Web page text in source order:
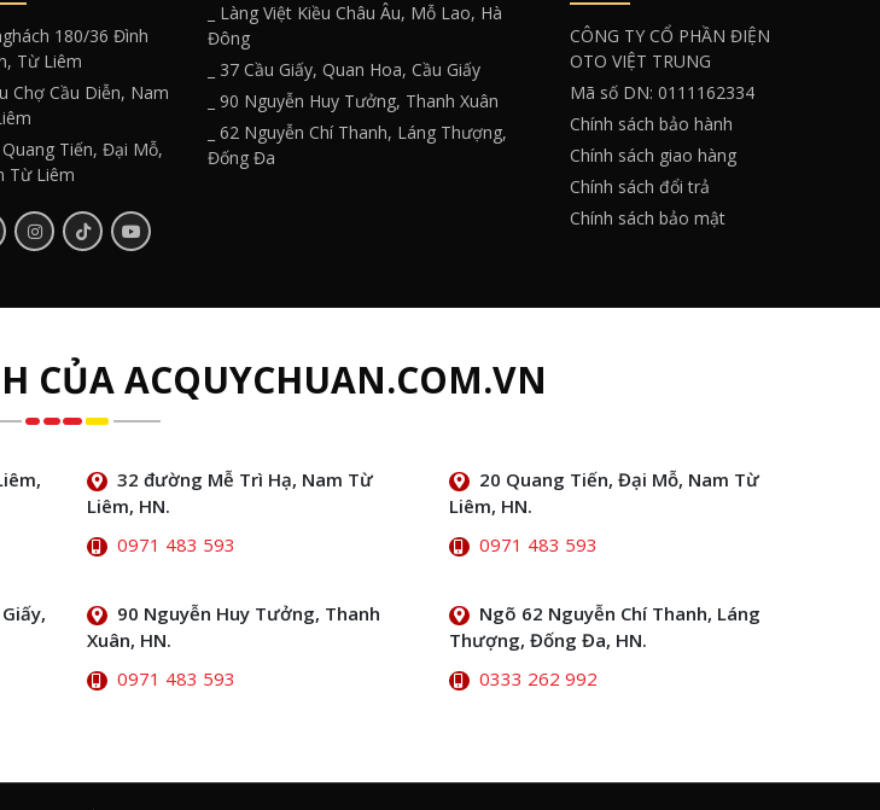
nghách 180/36 Đình
Từ Liêm
Chợ Cầu Diễn, Nam
Quang Tiến, Đại Mỗ,
Từ Liêm
_ Làng Việt Kiều Châu Âu, Mỗ Lao, Hà
Đông
_ 37 Cầu Giấy, Quan Hoa, Cầu Giấy
_ 90 Nguyễn Huy Tưởng, Thanh Xuân
_ 62 Nguyễn Chí Thanh, Láng Thượng,
Đống Đa
CÔNG TY CỔ PHẦN ĐIỆN
OTO VIỆT TRUNG
Mã số DN: 0111162334
Chính sách bảo hành
Chính sách giao hàng
Chính sách đổi trả
Chính sách bảo mật
CỦA ACQUYCHUAN.COM.VN
32 đường Mễ Trì Hạ, Nam Từ
Liêm, HN.
0971 483 593
20 Quang Tiến, Đại Mỗ, Nam Từ
Liêm, HN.
0971 483 593
90 Nguyễn Huy Tưởng, Thanh
Xuân, HN.
0971 483 593
Ngõ 62 Nguyễn Chí Thanh, Láng
Thượng, Đống Đa, HN.
0333 262 992